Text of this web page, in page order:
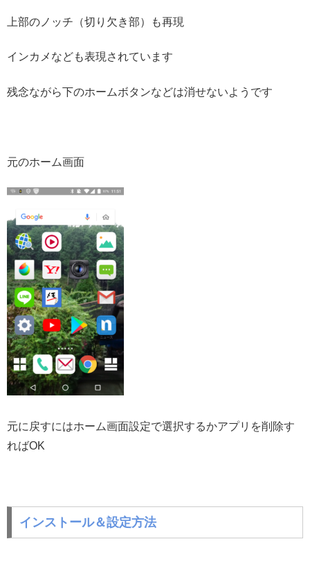
上部のノッチ（切り欠き部）も再現
インカメなども表現されています
残念ながら下のホームボタンなどは消せないようです
元のホーム画面
元に戻すにはホーム画面設定で選択するかアプリを削除す
ればOK
インストール＆設定方法